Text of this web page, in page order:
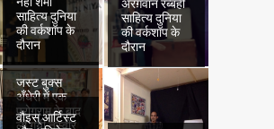
साहित्य दुनिया
की वर्कशॉप के
दौरान
अरग़वान रब्बही
साहित्य दुनिया
की वर्कशॉप के
दौरान
जस्ट बुक्स
अँधेरी में एक
प्रोग्राम के बाद
ली गयी तस्वीर
वौइस् आर्टिस्ट